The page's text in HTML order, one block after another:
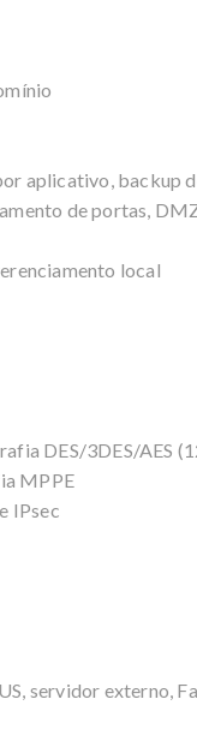
aplicativo, backup
de portas,
local
DES/3DES/AES
MPPE
IPsec
servidor externo,